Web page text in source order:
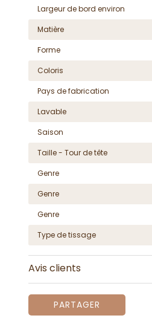
Largeur de bord environ
Matière
Forme
Coloris
Pays de fabrication
Lavable
Saison
Taille - Tour de tête
Genre
Genre
Genre
Type de tissage
Avis clients
PARTAGER